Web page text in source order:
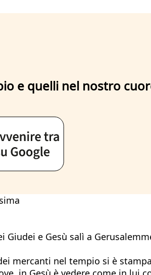
e quelli nel nostro
Giudei e Gesù salì a
mercanti nel tempio si è